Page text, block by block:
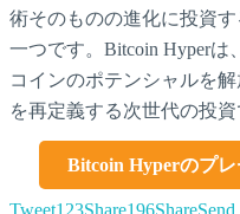
術そのものの進化に投資
一つです。Bitcoin Hyperは
コインのポテンシャルを
を再定義する次世代の投資
Bitcoin Hyperのプ